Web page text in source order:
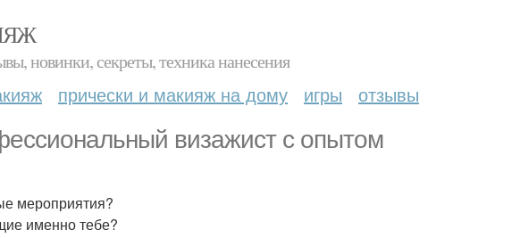
новинки, секреты, техника нанесения
прически и макияж на дому игры отзывы
визажист с опытом
мероприятия?
именно тебе?